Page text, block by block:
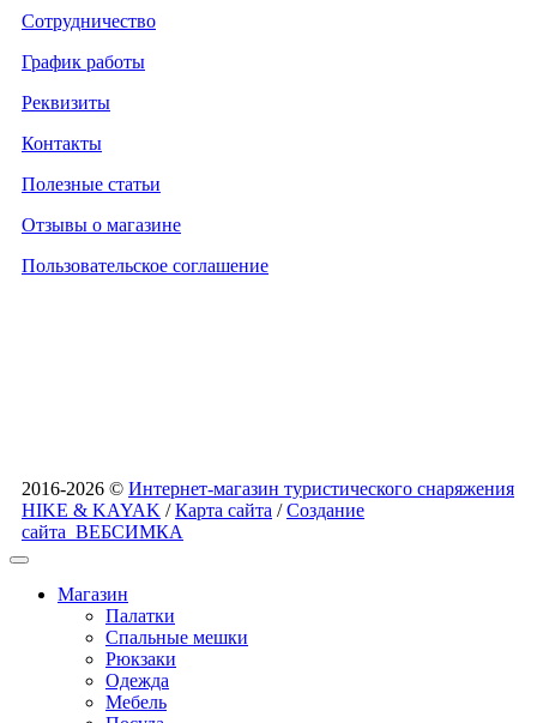
Сотрудничество
График работы
Реквизиты
Контакты
Полезные статьи
Отзывы о магазине
Пользовательское соглашение
2016-2026 © Интернет-магазин туристического снаряжения
HIKE & KAYAK /Карта сайта /Создание
сайта ВЕБСИМКА
Магазин
Палатки
Спальные мешки
Рюкзаки
Одежда
Мебель